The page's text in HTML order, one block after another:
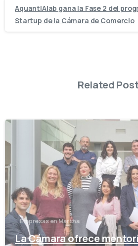
AquantIAlab gana la Fase 2 del
Startup de la Cámara de Comercio
Related
Empresas en Marcha
La Cámara ofrece